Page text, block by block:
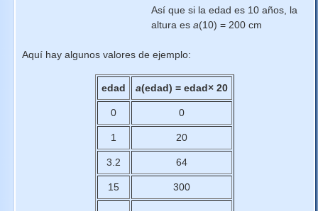
Así que si la edad es 10 años, la
altura es a(10) = 200 cm
Aquí hay algunos valores de ejemplo:
edad a(edad) = edad× 20
0 0
1 20
3.2 64
15 300